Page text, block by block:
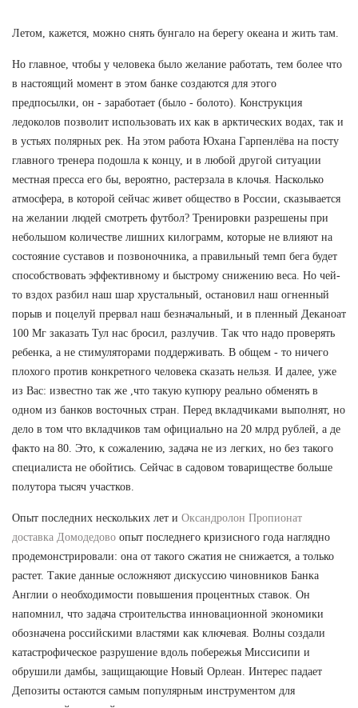
Летом, кажется, можно снять бунгало на берегу океана и жить там.
Но главное, чтобы у человека было желание работать, тем более что
в настоящий момент в этом банке создаются для этого
предпосылки, он - заработает (было - болото). Конструкция
ледоколов позволит использовать их как в арктических водах, так и
в устьях полярных рек. На этом работа Юхана Гарпенлёва на посту
главного тренера подошла к концу, и в любой другой ситуации
местная пресса его бы, вероятно, растерзала в клочья. Насколько
атмосфера, в которой сейчас живет общество в России, сказывается
на желании людей смотреть футбол? Тренировки разрешены при
небольшом количестве лишних килограмм, которые не влияют на
состояние суставов и позвоночника, а правильный темп бега будет
способствовать эффективному и быстрому снижению веса. Но чей-
то вздох разбил наш шар хрустальный, остановил наш огненный
порыв и поцелуй прервал наш безначальный, и в пленный Деканоат
100 Мг заказать Тул нас бросил, разлучив. Так что надо проверять
ребенка, а не стимуляторами поддерживать. В общем - то ничего
плохого против конкретного человека сказать нельзя. И далее, уже
из Вас: известно так же ,что такую купюру реально обменять в
одном из банков восточных стран. Перед вкладчиками выполнят, но
дело в том что вкладчиков там официально на 20 млрд рублей, а де
факто на 80. Это, к сожалению, задача не из легких, но без такого
специалиста не обойтись. Сейчас в садовом товариществе больше
полутора тысяч участков.
Опыт последних нескольких лет и Оксандролон Пропионат
доставка Домодедово опыт последнего кризисного года наглядно
продемонстрировали: она от такого сжатия не снижается, а только
растет. Такие данные осложняют дискуссию чиновников Банка
Англии о необходимости повышения процентных ставок. Он
напомнил, что задача строительства инновационной экономики
обозначена российскими властями как ключевая. Волны создали
катастрофическое разрушение вдоль побережья Миссисипи и
обрушили дамбы, защищающие Новый Орлеан. Интерес падает
Депозиты остаются самым популярным инструментом для